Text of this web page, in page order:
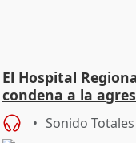
El Hospital
condena a la
Urgencias
Sonido